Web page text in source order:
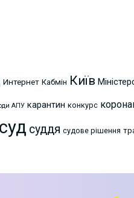
Интернет Кабмін Київ
АПУ карантин конкурс
суд суддя судове рішення